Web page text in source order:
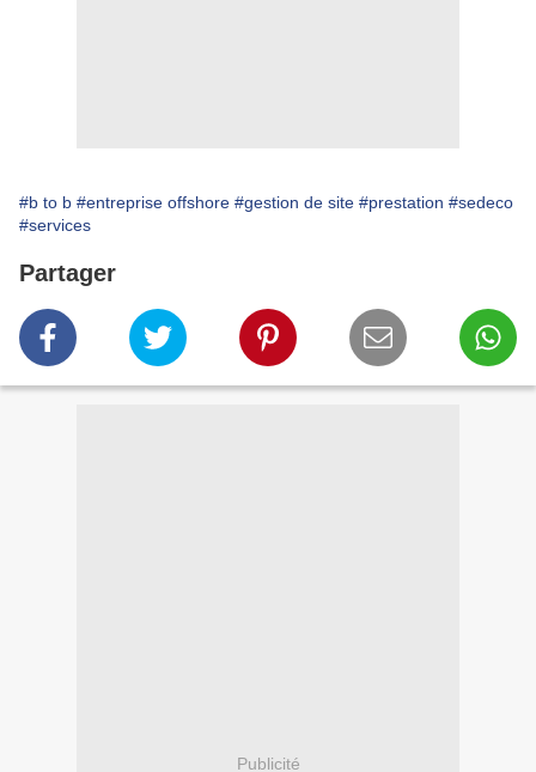
#b to b #entreprise offshore #gestion de site #prestation #sedeco
#services
Partager
Publicité